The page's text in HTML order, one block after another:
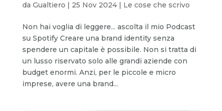
da Gualtiero 25 Nov 2024| Le cose che scrivo
Non hai voglia di leggere... ascolta il mio Podcast
su Spotify Creare una brand identity senza
spendere un capitale è possibile. Non si tratta di
un lusso riservato solo alle grandi aziende con
budget enormi. Anzi, per le piccole e micro
imprese, avere una brand...